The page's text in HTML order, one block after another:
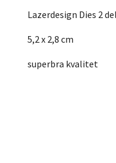
Lazerdesign Dies 2
5,2 x 2,8 cm
superbra kvalitet